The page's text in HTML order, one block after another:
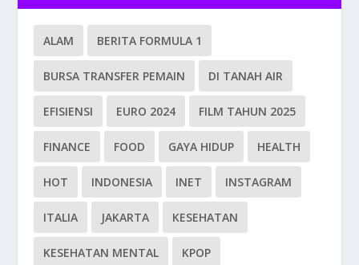
ALAM BERITA FORMULA 1
BURSA TRANSFER PEMAIN DI TANAH AIR
EFISIENSI EURO 2024 FILM TAHUN 2025
FINANCE FOOD GAYA HIDUP HEALTH
HOT INDONESIA INET INSTAGRAM
ITALIA JAKARTA KESEHATAN
KESEHATAN MENTAL KPOP